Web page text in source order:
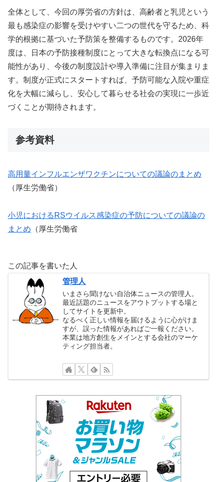
全体として、今回の厚労省の方針は、高齢者と乳児という
最も感染症の影響を受けやすい二つの世代を守るため、科
学的根拠に基づいた予防策を整備するものです。2026年
度は、日本の予防接種制度にとって大きな転換点になる可
能性があり、今後の制度設計や導入準備に注目が集まりま
す。制度が正式にスタートすれば、予防可能な入院や重症
化を大幅に減らし、安心して暮らせる社会の実現に一歩近
づくことが期待されます。
参考資料
高用量インフルエンザワクチンについての議論のまとめ
（厚生労働省）
小児におけるRSウイルス感染症の予防についての議論の
まとめ （厚生労働省
この記事を書いた人
管理人
いまさら聞けない自治体ニュースの管理人。
最近話題のニュースをアウトプットする場と
してサイトを更新中。
なるべく正しい情報を届けるように心がけま
すが、誤った情報があればご一報ください。
本業は地方創生をメインとする会社のマーケ
ティング担当者。